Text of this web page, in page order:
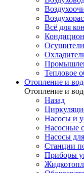
Всё для
Осушители
Тепловое
Отопление и
Отопление и
Назад
Насосы и
Насосные
Насосы
Станции
Приборы